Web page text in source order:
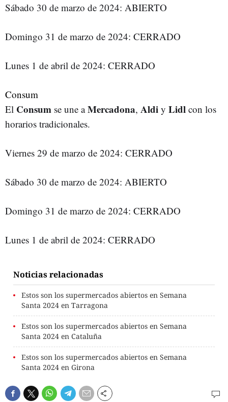
Sábado 30 de marzo de 2024: ABIERTO
Domingo 31 de marzo de 2024: CERRADO
Lunes 1 de abril de 2024: CERRADO
Consum
El Consum se une aMercadona, Aldi y Lidl con los
horarios tradicionales.
Viernes 29 de marzo de 2024: CERRADO
Sábado 30 de marzo de 2024: ABIERTO
Domingo 31 de marzo de 2024: CERRADO
Lunes 1 de abril de 2024: CERRADO
Noticias relacionadas
Estos son los supermercados abiertos en Semana
Santa 2024 en Tarragona
Estos son los supermercados abiertos en Semana
Santa 2024 en Cataluña
Estos son los supermercados abiertos en Semana
Santa 2024 en Girona